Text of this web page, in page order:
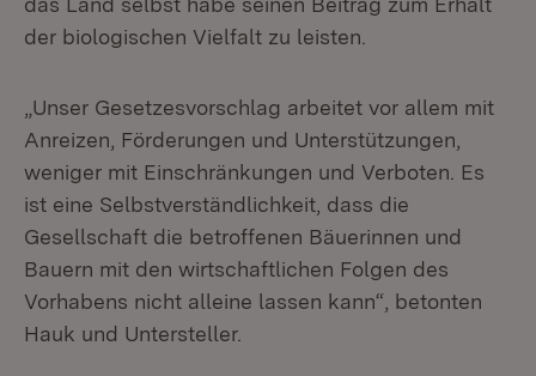
der biologischen Vielfalt zu leisten.
„Unser Gesetzesvorschlag arbeitet vor allem mit
Anreizen, Förderungen und Unterstützungen,
weniger mit Einschränkungen und Verboten. Es
ist eine Selbstverständlichkeit, dass die
Gesellschaft die betroffenen Bäuerinnen und
Bauern mit den wirtschaftlichen Folgen des
Vorhabens nicht alleine lassen kann“, betonten
Hauk und Untersteller.